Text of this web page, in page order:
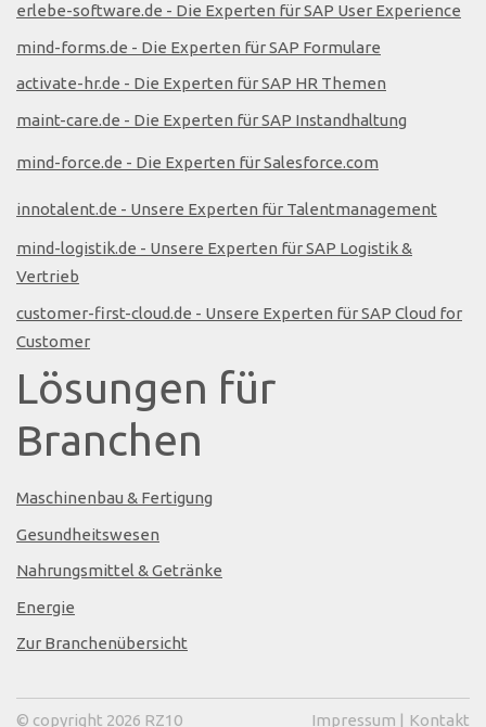
erlebe-software.de - Die Experten für SAP User Experience
mind-forms.de - Die Experten für SAP Formulare
activate-hr.de - Die Experten für SAP HR Themen
maint-care.de - Die Experten für SAP Instandhaltung
mind-force.de - Die Experten für Salesforce.com
innotalent.de - Unsere Experten für Talentmanagement
mind-logistik.de - Unsere Experten für SAP Logistik &
Vertrieb
customer-first-cloud.de - Unsere Experten für SAP Cloud for
Customer
Lösungen für
Branchen
Maschinenbau & Fertigung
Gesundheitswesen
Nahrungsmittel & Getränke
Energie
Zur Branchenübersicht
© copyright 2026 RZ10 Impressum | Kontakt